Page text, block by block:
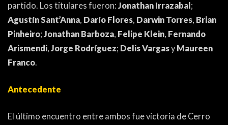
partido. Los titulares fueron:Jonathan Irrazabal ;
Agustín Sant’Anna, Darío Flores, Darwin Torres, Brian
Pinheiro;Jonathan Barboza, Felipe Klein, Fernando
Arismendi,Jorge Rodríguez; Delis VargasyMaureen
Franco.
Antecedente
El último encuentro entre ambos fue victoria de Cerro